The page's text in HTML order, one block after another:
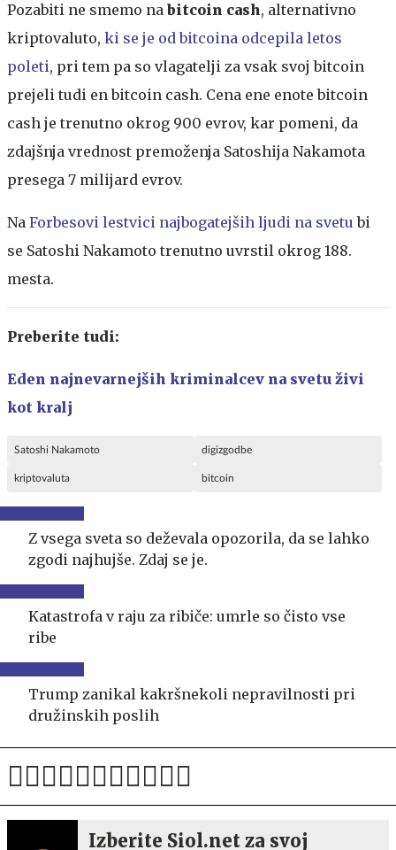
Pozabiti ne smemo na bitcoin cash, alternativno
kriptovaluto, ki se je od bitcoina odcepila letos
poleti, pri tem pa so vlagatelji za vsak svoj bitcoin
prejeli tudi en bitcoin cash. Cena ene enote bitcoin
cash je trenutno okrog 900 evrov, kar pomeni, da
zdajšnja vrednost premoženja Satoshija Nakamota
presega 7 milijard evrov.
Na Forbesovi lestvici najbogatejših ljudi na svetu bi
se Satoshi Nakamoto trenutno uvrstil okrog 188.
mesta.
Preberite tudi:
Eden najnevarnejših kriminalcev na svetu živi
kot kralj
Satoshi Nakamoto digizgodbe
kriptovaluta bitcoin
Z vsega sveta so deževala opozorila, da se lahko
zgodi najhujše. Zdaj se je.
Katastrofa v raju za ribiče: umrle so čisto vse
ribe
Trump zanikal kakršnekoli nepravilnosti pri
družinskih poslih
Izberite Siol.net za svoj